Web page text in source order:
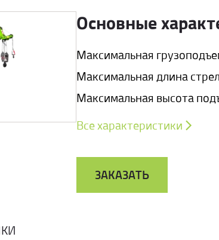
Основные
Максимальная
Максимальная длина
Максимальная высота
Все характеристики
ЗАКАЗАТЬ